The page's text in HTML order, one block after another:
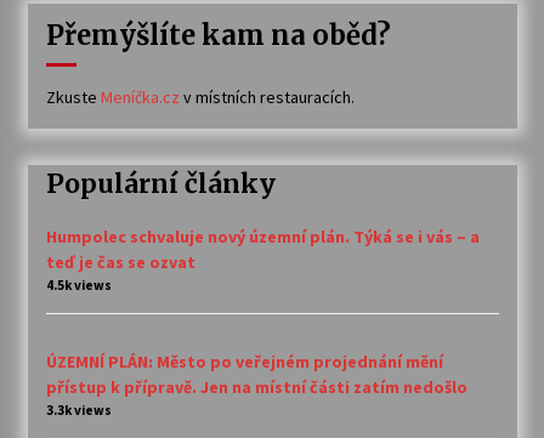
Přemýšlíte kam na oběd?
Zkuste Meníčka.cz v místních restauracích.
Populární články
Humpolec schvaluje nový územní plán. Týká se i vás – a
teď je čas se ozvat
4.5k views
ÚZEMNÍ PLÁN: Město po veřejném projednání mění
přístup k přípravě. Jen na místní části zatím nedošlo
3.3k views